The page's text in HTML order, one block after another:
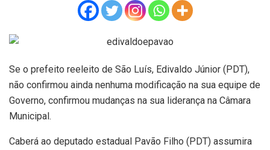
Se o prefeito reeleito de São Luís, Edivaldo Júnior (PDT),
não confirmou ainda nenhuma modificação na sua equipe de
Governo, confirmou mudanças na sua liderança na Câmara
Municipal.
Caberá ao deputado estadual Pavão Filho (PDT) assumira